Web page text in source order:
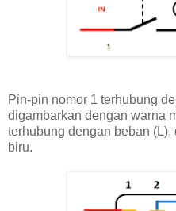
Pin-pin nomor 1 terhubung
digambarkan dengan warna
terhubung dengan beban
biru.